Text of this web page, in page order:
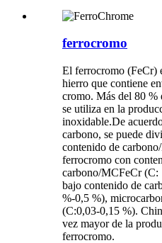
ferrocromo
El ferrocromo (FeCr)
hierro que contiene
cromo. Más del 80 %
se utiliza en la
inoxidable.De
carbono, se puede
contenido de
ferrocromo con
carbono/MCFeCr (C:
bajo contenido de
%-0,5 %),
(C:0,03-0,15 %).
vez mayor de la
ferrocromo.